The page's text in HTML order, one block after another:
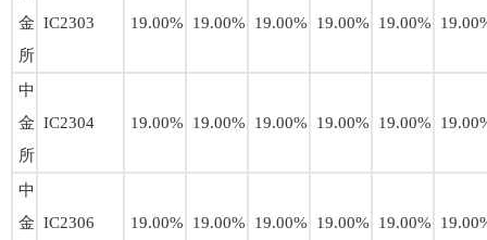
金
所
IC2303 19.00% 19.00% 19.00% 19.00% 19.00%
中
金
所
IC2304 19.00% 19.00% 19.00% 19.00% 19.00%
中
金 IC2306 19.00% 19.00% 19.00% 19.00% 19.00%